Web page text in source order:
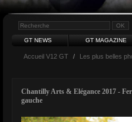
GT NEWS GT MAGAZINE
Accueil V12 GT / Les plus belles
Chantilly Arts & Elégance 2017 -
gauche